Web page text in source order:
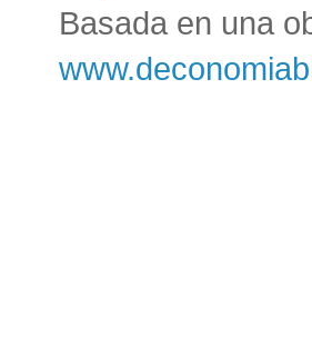
Basada en una